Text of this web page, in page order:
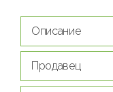
Описание
Продавец